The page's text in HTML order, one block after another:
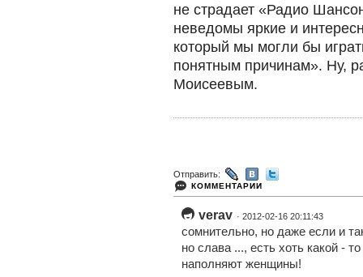
не страдает «Радио
неведомы яркие и
который мы могли бы
понятным причинам». Ну,
Моисеевым. ​
Отправить:
КОММЕНТАРИИ
verav · 2012-02-16 20:11:43
сомнительно, но даже если и
но слава ..., есть хоть какой -
наполняют женщины!